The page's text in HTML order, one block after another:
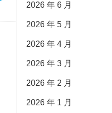
2026 年 6 月
2026 年 5 月
2026 年 4 月
2026 年 3 月
2026 年 2 月
2026 年 1 月